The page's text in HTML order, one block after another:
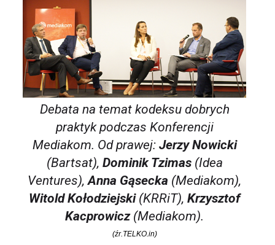
Debata na temat kodeksu dobrych
praktyk podczas Konferencji
Mediakom. Od prawej: Jerzy Nowicki
(Bartsat), Dominik Tzimas(Idea
Ventures),Anna Gąsecka (Mediakom),
Witold Kołodziejski(KRRiT), Krzysztof
Kacprowicz(Mediakom).
(źr.TELKO.in)